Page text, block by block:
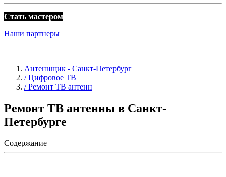
Стать мастером
Наши партнеры
Антеннщик - Санкт-Петербург
/ Цифровое ТВ
/ Ремонт ТВ антенн
Ремонт ТВ антенны в Санкт-
Петербурге
Содержание